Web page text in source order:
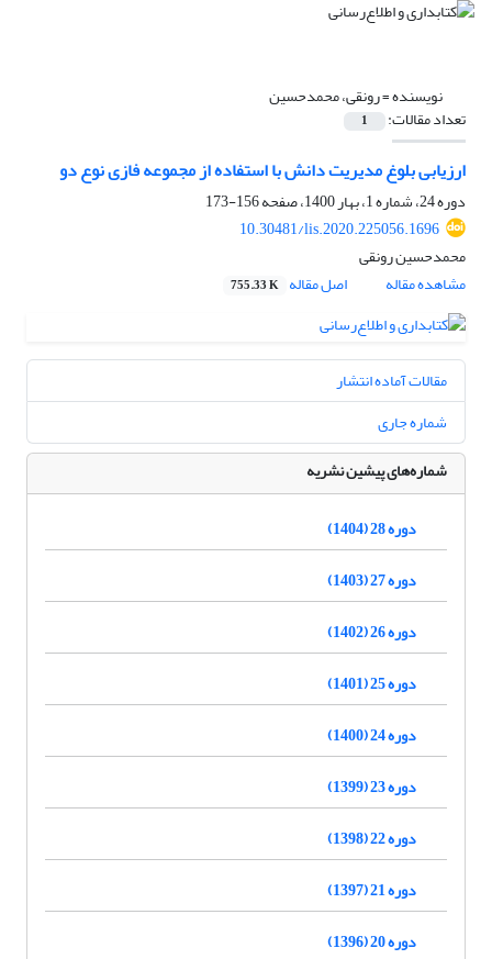
نویسنده =رونقی، محمدحسین
تعداد مقالات: 1
ارزیابی بلوغ مدیریت دانش با استفاده از مجموعه فازی نوع دو
دوره 24، شماره 1، بهار 1400، صفحه
156-173
10.30481/lis.2020.225056.1696
محمدحسین رونقی
مشاهده مقاله
اصل مقاله 755.33 K
مقالات آماده انتشار
شماره جاری
شماره‌های پیشین نشریه
دوره 28 (1404)
دوره 27 (1403)
دوره 26 (1402)
دوره 25 (1401)
دوره 24 (1400)
دوره 23 (1399)
دوره 22 (1398)
دوره 21 (1397)
دوره 20 (1396)